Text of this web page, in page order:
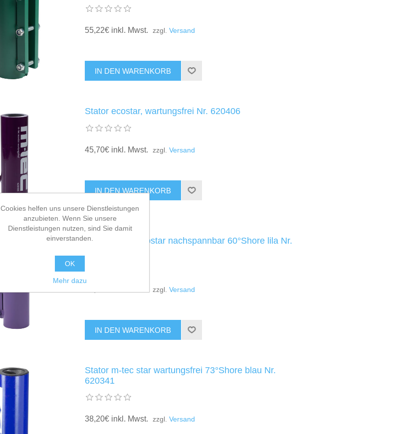
55,22€ inkl. Mwst. zzgl. Versand
Stator ecostar, wartungsfrei Nr. 620406
45,70€ inkl. Mwst. zzgl. Versand
Stator m-tec ecostar nachspannbar 60°Shore lila Nr.
zzgl. Versand
Stator m-tec star wartungsfrei 73°Shore blau Nr.
620341
38,20€ inkl. Mwst. zzgl. Versand
Cookies helfen uns unsere Dienstleistungen
anzubieten. Wenn Sie unsere
Dienstleistungen nutzen, sind Sie damit
einverstanden.
OK
Mehr dazu